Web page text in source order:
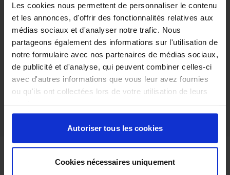
Les cookies nous permettent de personnaliser le contenu
et les annonces, d'offrir des fonctionnalités relatives aux
médias sociaux et d'analyser notre trafic. Nous
partageons également des informations sur l'utilisation de
notre formulaire avec nos partenaires de médias sociaux,
de publicité et d'analyse, qui peuvent combiner celles-ci
avec d'autres informations que vous leur avez fournies
ou qu'ils ont collectées lors de votre utilisation de leurs
Autoriser tous les cookies
Cookies nécessaires uniquement
LIRE LA SUITE